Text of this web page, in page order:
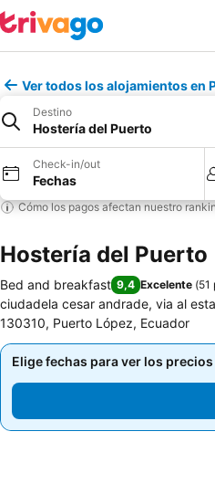
Ver todos los alojamientos en
Destino
Hostería del Puerto
Check-in/out
Fechas
Cómo los pagos afectan nuestro
Hostería del Puerto
Bed and breakfast 9,4 Excelente (51
ciudadela cesar andrade, via al
130310, Puerto López, Ecuador
Elige fechas para ver los
Ver
Elige fechas para ver los